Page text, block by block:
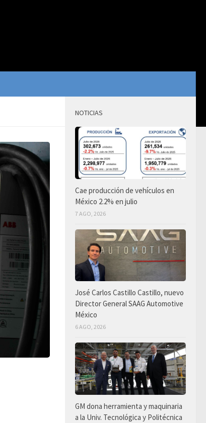
NOTICIAS
Cae producción de vehículos en
México 2.2% en julio
7 AGO, 2026
José Carlos Castillo Castillo, nuevo
Director General SAAG Automotive
México
6 AGO, 2026
GM dona herramienta y maquinaria
a la Univ. Tecnológica y Politécnica